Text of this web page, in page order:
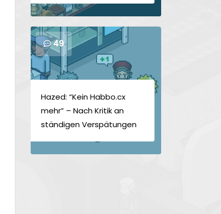
49
Hazed: “Kein Habbo.cx
mehr” – Nach Kritik an
ständigen Verspätungen